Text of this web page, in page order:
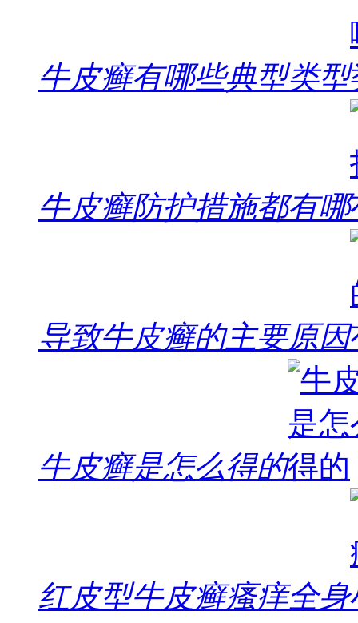
牛皮癣有哪些典型类型
牛皮癣防护措施都有哪
导致牛皮癣的主要原因
牛皮癣是怎么得的
红皮型牛皮癣瘙痒全身